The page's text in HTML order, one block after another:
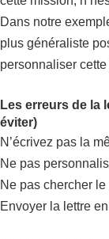
Dans notre
plus généraliste
personnaliser
Les erreurs de la
éviter)
N’écrivez pas la
Ne pas
Ne pas chercher
Envoyer la lettre